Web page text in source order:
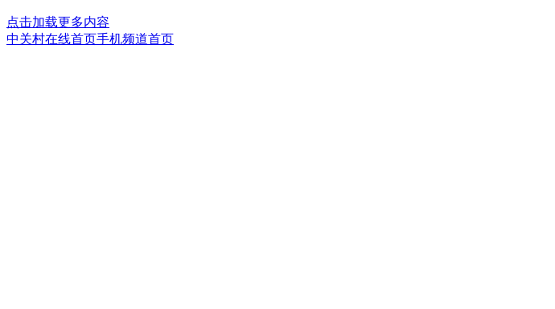
点击加载更多内容
中关村在线首页手机频道首页